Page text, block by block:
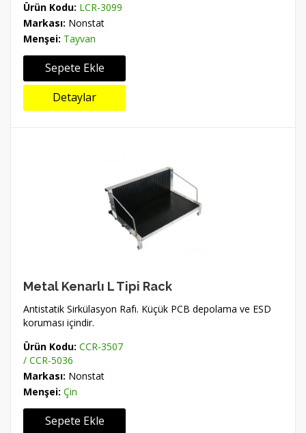
Ürün Kodu: LCR-3099
Markası: Nonstat
Menşei: Tayvan
Sepete Ekle
Detaylar
Metal Kenarlı L Tipi Rack
Antistatik Sirkülasyon Rafı. Küçük PCB depolama ve ESD
koruması içindir.
Ürün Kodu: CCR-3507
/ CCR-5036
Markası: Nonstat
Menşei: Çin
Sepete Ekle